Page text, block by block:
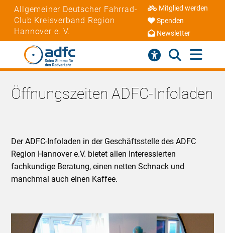
Allgemeiner Deutscher Fahrrad-
Club Kreisverband Region
Hannover e. V.
Mitglied werden
Spenden
Newsletter
Öffnungszeiten ADFC-Infoladen
Der ADFC-Infoladen in der Geschäftsstelle des ADFC
Region Hannover e.V. bietet allen Interessierten
fachkundige Beratung, einen netten Schnack und
manchmal auch einen Kaffee.